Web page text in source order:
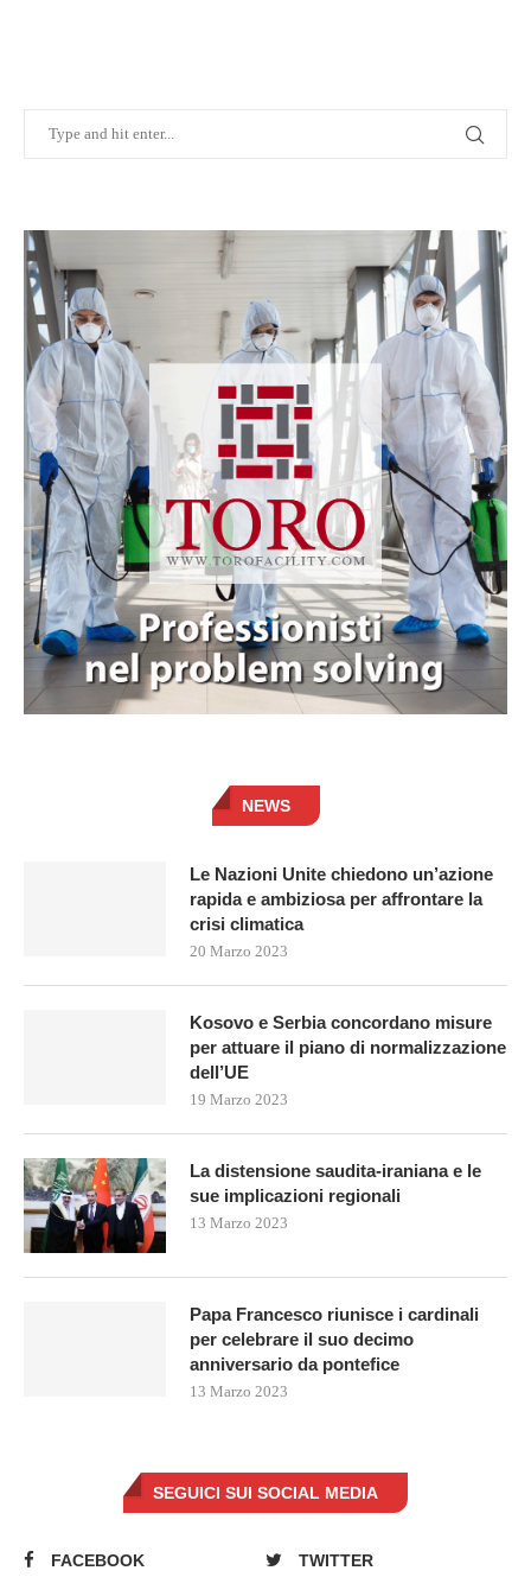
NEWS
Le Nazioni Unite chiedono un’azione
rapida e ambiziosa per affrontare la
crisi climatica
20 Marzo 2023
Kosovo e Serbia concordano misure
per attuare il piano di normalizzazione
dell’UE
19 Marzo 2023
La distensione saudita-iraniana e le
sue implicazioni regionali
13 Marzo 2023
Papa Francesco riunisce i cardinali
per celebrare il suo decimo
anniversario da pontefice
13 Marzo 2023
SEGUICI SUI SOCIAL MEDIA
FACEBOOK
TWITTER